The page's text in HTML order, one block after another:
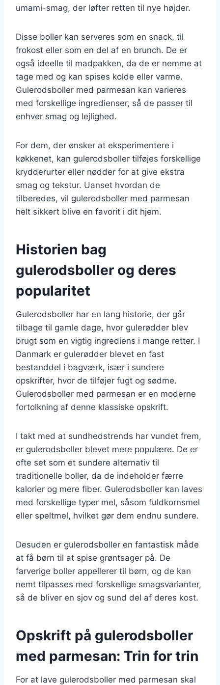
umami-smag, der løfter retten til nye højder.
Disse boller kan serveres som en snack, til
frokost eller som en del af en brunch. De er
også ideelle til madpakken, da de er nemme at
tage med og kan spises kolde eller varme.
Gulerodsboller med parmesan kan varieres
med forskellige ingredienser, så de passer til
enhver smag og lejlighed.
For dem, der ønsker at eksperimentere i
køkkenet, kan gulerodsboller tilføjes forskellige
krydderurter eller nødder for at give ekstra
smag og tekstur. Uanset hvordan de
tilberedes, vil gulerodsboller med parmesan
helt sikkert blive en favorit i dit hjem.
Historien bag
gulerodsboller og deres
popularitet
Gulerodsboller har en lang historie, der går
tilbage til gamle dage, hvor gulerødder blev
brugt som en vigtig ingrediens i mange retter. I
Danmark er gulerødder blevet en fast
bestanddel i bagværk, især i sundere
opskrifter, hvor de tilføjer fugt og sødme.
Gulerodsboller med parmesan er en moderne
fortolkning af denne klassiske opskrift.
I takt med at sundhedstrends har vundet frem,
er gulerodsboller blevet mere populære. De er
ofte set som et sundere alternativ til
traditionelle boller, da de indeholder færre
kalorier og mere fiber. Gulerodsboller kan laves
med forskellige typer mel, såsom fuldkornsmel
eller speltmel, hvilket gør dem endnu sundere.
Desuden er gulerodsboller en fantastisk måde
at få børn til at spise grøntsager på. De
farverige boller appellerer til børn, og de kan
nemt tilpasses med forskellige smagsvarianter,
så de bliver en sjov og sund del af deres kost.
Opskrift på gulerodsboller
med parmesan: Trin for trin
For at lave gulerodsboller med parmesan skal